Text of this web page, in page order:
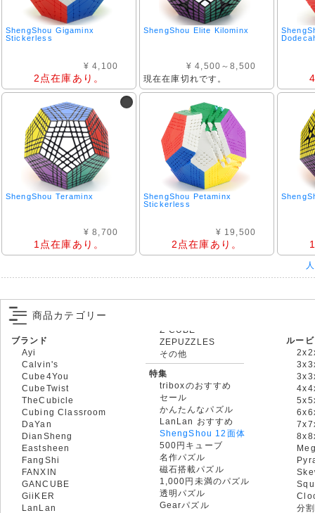
ShengShou Gigaminx
Stickerless
¥ 4,100
2点在庫あり。
ShengShou Elite Kilominx
¥ 4,500～8,500
現在在庫切れです。
ShengShou Teraminx
¥ 8,700
1点在庫あり。
ShengShou Petaminx
Stickerless
¥ 19,500
2点在庫あり。
商品カテゴリー
ブランド
Ayi
Calvin's
Cube4You
CubeTwist
TheCubicle
Cubing Classroom
DaYan
DianSheng
Eastsheen
FangShi
FANXIN
GANCUBE
GiiKER
LanLan
ZEPUZZLES
その他
特集
triboxのおすすめ
セール
かんたんなパズル
LanLan おすすめ
ShengShou 12面体
500円キューブ
名作パズル
磁石搭載パズル
1,000円未満のパズル
透明パズル
Gearパズル
ルー
分